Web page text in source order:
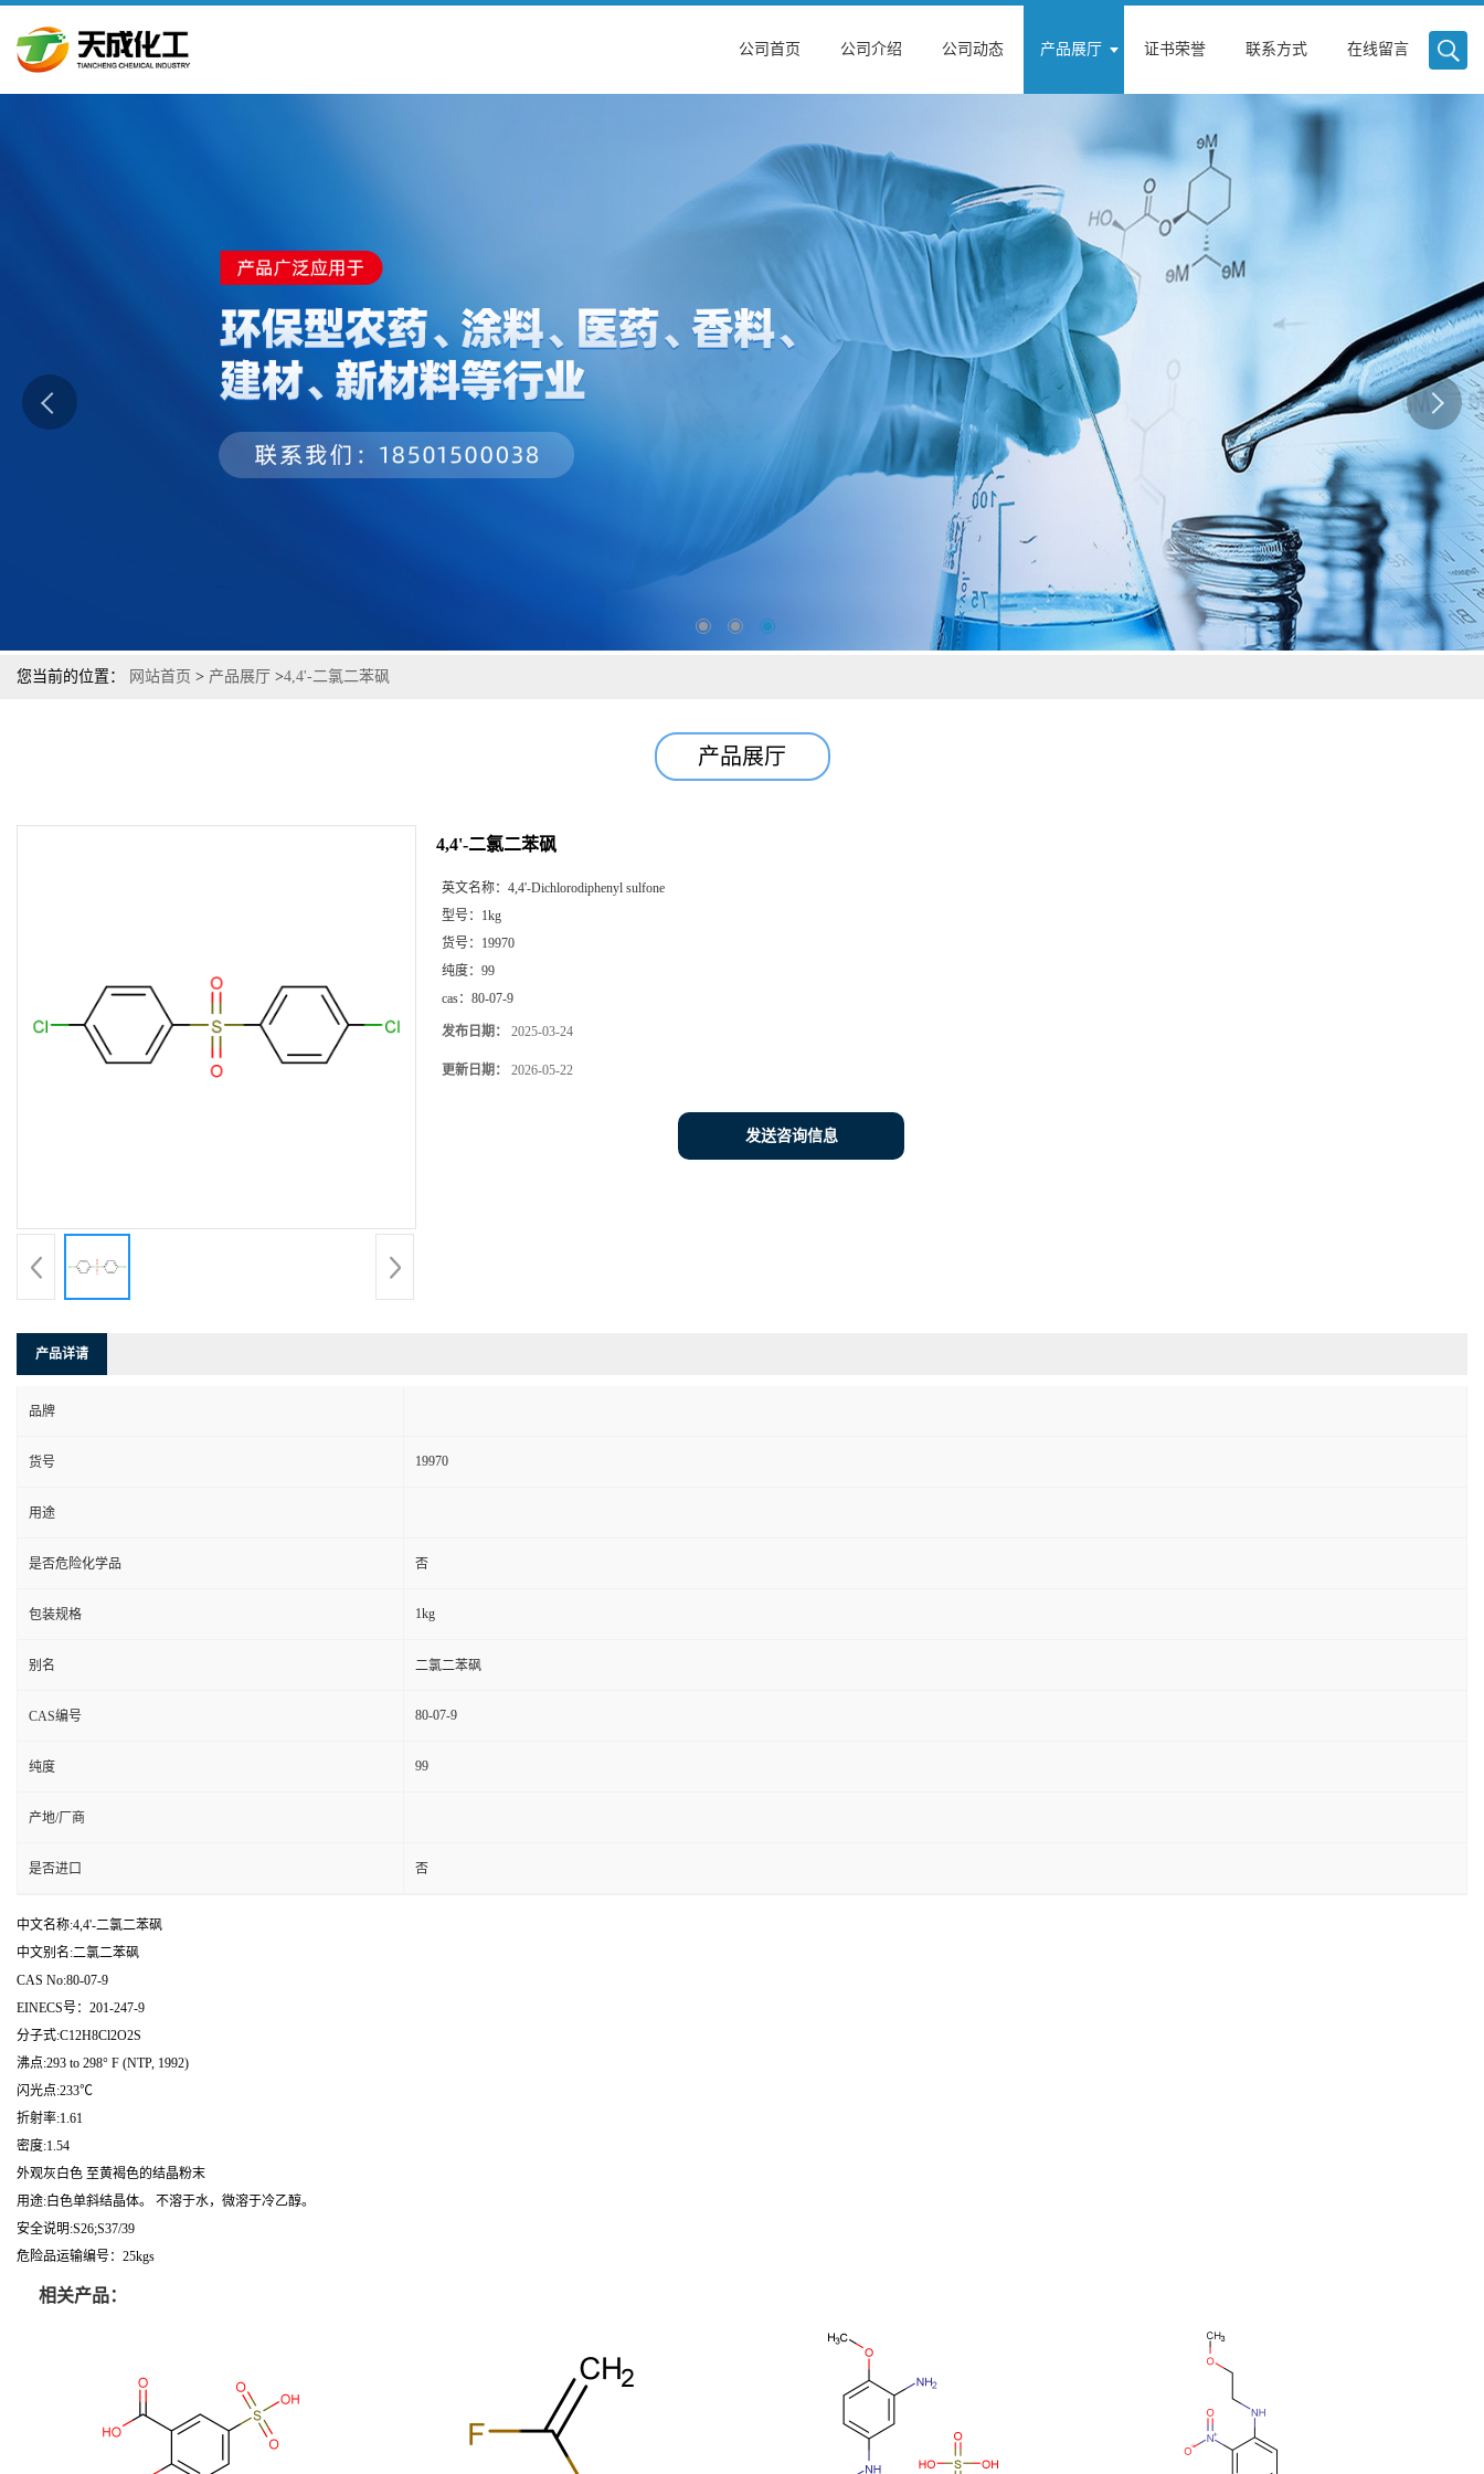
公司首页 公司介绍 公司动态 产品展厅 证书荣誉 联系方式 在线留言
您当前的位置： 网站首页 > 产品展厅 >4,4'-二氯二苯砜
产品展厅
4,4'-二氯二苯砜
英文名称： 4,4'-Dichlorodiphenyl sulfone
型号： 1kg
货号： 19970
纯度： 99
cas： 80-07-9
发布日期： 2025-03-24
更新日期： 2026-05-22
发送咨询信息
产品详请
品牌
货号 19970
用途
是否危险化学品 否
包装规格 1kg
别名 二氯二苯砜
CAS编号 80-07-9
纯度 99
产地/厂商
是否进口 否
中文名称:4,4'-二氯二苯砜
中文别名:二氯二苯砜
CAS No:80-07-9
EINECS号：201-247-9
分子式:C12H8Cl2O2S
沸点:293 to 298° F (NTP, 1992)
闪光点:233℃
折射率:1.61
密度:1.54
外观灰白色 至黄褐色的结晶粉末
用途:白色单斜结晶体。 不溶于水，微溶于冷乙醇。
安全说明:S26;S37/39
危险品运输编号：25kgs
相关产品：